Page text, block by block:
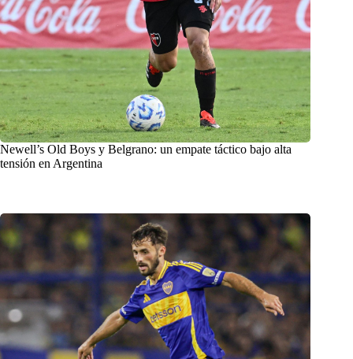
Newell’s Old Boys y Belgrano: un empate táctico bajo alta
tensión en Argentina